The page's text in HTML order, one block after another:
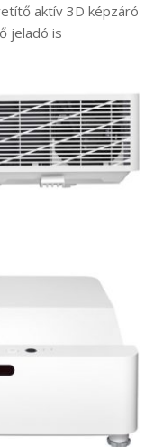
aktív 3D képzáró
jeladó is